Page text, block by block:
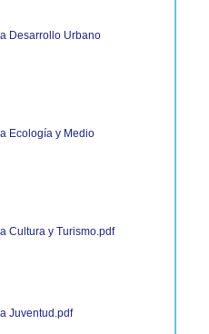
Desarrollo Urbano
Ecología y Medio
Cultura y Turismo.pdf
Juventud.pdf